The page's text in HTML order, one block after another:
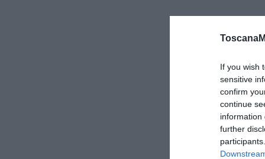
If you wish
sensitive
confirm
continue
information
further